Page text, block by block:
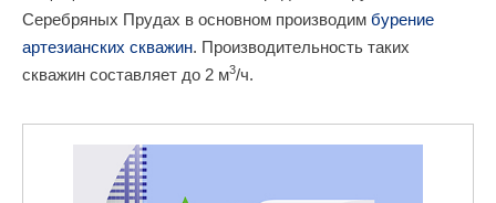
Серебряных Прудах в основном производим бурение
артезианских скважин. Производительность таких
скважин составляет до 2 м3/ч.